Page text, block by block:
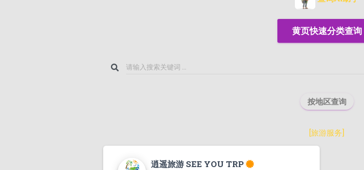
黄页快速分类查询
按地区查询
[旅游服务]
逍遥旅游 SEE YOU TRP